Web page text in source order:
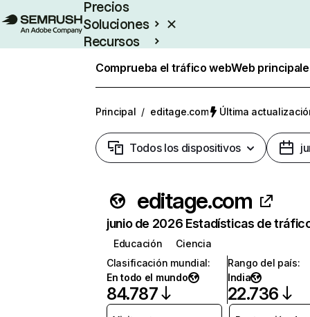
Precios
Soluciones
Recursos
Comprueba el tráfico webWeb
Principal / editage.com Última
Todos los dispositivos
editage.com
junio de 2026 Estadísticas de
Educación
Ciencia
Clasificación mundial:
En todo el mundo
84.787
Rango del país:
India
22.736